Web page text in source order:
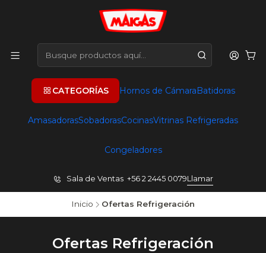
CATEGORÍAS Hornos de CámaraBatidoras
AmasadorasSobadorasCocinasVitrinas Refrigeradas
Congeladores
Sala de Ventas +56 2 2445 0079Llamar
Inicio Ofertas Refrigeración
Ofertas Refrigeración